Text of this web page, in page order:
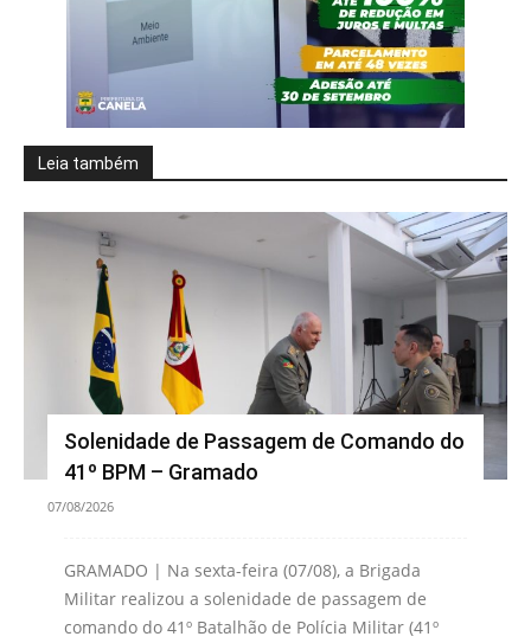
Leia também
Solenidade de Passagem de Comando do
41º BPM – Gramado
07/08/2026
GRAMADO | Na sexta-feira (07/08), a Brigada
Militar realizou a solenidade de passagem de
comando do 41º Batalhão de Polícia Militar (41º